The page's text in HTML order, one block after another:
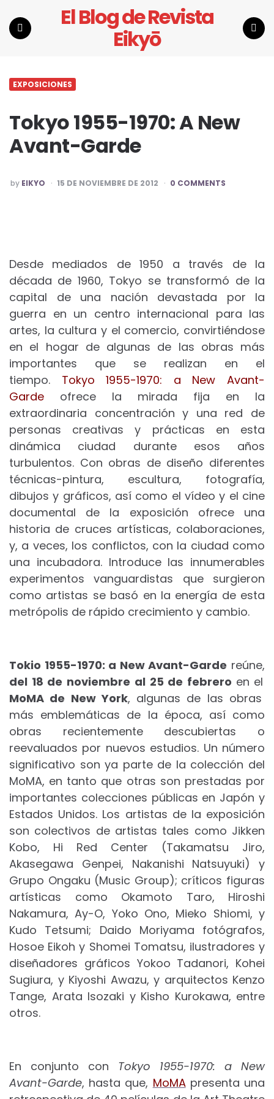
El Blog de Revista
Eikyō
EXPOSICIONES
Tokyo 1955-1970: A New
Avant-Garde
POSTED
BY
by EIKYO 15 DE NOVIEMBRE DE 2012 0 COMMENTS
Desde mediados de 1950 a través de la
década de 1960, Tokyo se transformó de la
capital de una nación devastada por la
guerra en un centro internacional para las
artes, la cultura y el comercio, convirtiéndose
en el hogar de algunas de las obras más
importantes que se realizan en el
tiempo. Tokyo 1955-1970: a New Avant-
Garde ofrece la mirada fija en la
extraordinaria concentración y una red de
personas creativas y prácticas en esta
dinámica ciudad durante esos años
turbulentos. Con obras de diseño diferentes
técnicas-pintura, escultura, fotografía,
dibujos y gráficos, así como el vídeo y el cine
documental de la exposición ofrece una
historia de cruces artísticas, colaboraciones,
y, a veces, los conflictos, con la ciudad como
una incubadora. Introduce las innumerables
experimentos vanguardistas que surgieron
como artistas se basó en la energía de esta
metrópolis de rápido crecimiento y cambio.
Tokio 1955-1970: a New Avant-Garde reúne,
del 18 de noviembre al 25 de febrero en el
MoMA de New York, algunas de las obras
más emblemáticas de la época, así como
obras recientemente descubiertas o
reevaluados por nuevos estudios. Un número
significativo son ya parte de la colección del
MoMA, en tanto que otras son prestadas por
importantes colecciones públicas en Japón y
Estados Unidos. Los artistas de la exposición
son colectivos de artistas tales como Jikken
Kobo, Hi Red Center (Takamatsu Jiro,
Akasegawa Genpei, Nakanishi Natsuyuki) y
Grupo Ongaku (Music Group); críticos figuras
artísticas como Okamoto Taro, Hiroshi
Nakamura, Ay-O, Yoko Ono, Mieko Shiomi, y
Kudo Tetsumi; Daido Moriyama fotógrafos,
Hosoe Eikoh y Shomei Tomatsu, ilustradores y
diseñadores gráficos Yokoo Tadanori, Kohei
Sugiura, y Kiyoshi Awazu, y arquitectos Kenzo
Tange, Arata Isozaki y Kisho Kurokawa, entre
otros.
En conjunto con Tokyo 1955-1970: a New
Avant-Garde, hasta que, MoMApresenta una